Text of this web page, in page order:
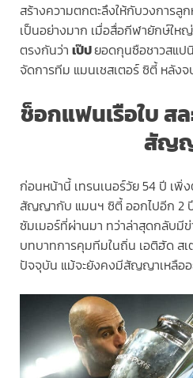
สร้างความตกตะลึงให้กับวงการลูก
เป็นอย่างมาก เมื่อสื่อกีฬายักษ์ให
ตรงกันว่า เป๊ปยอดกุนซือชาวสแป
จัดการทีม แมนเชสเตอร์ ซิตี้ หลัง
ช็อกแฟนเรือใบ ส
สัญ
ก่อนหน้านี้ เทรนเนอร์วัย 54 ปี เพิ่
สัญญากับ แมนฯ ซิตี้ ออกไปอีก 2
ซัมเมอร์ที่ผ่านมา ทว่าล่าสุดกลับมีข่
บทบาทการคุมทีมในถิ่น เอติฮัด ส
ปัจจุบัน แม้จะยังคงมีสัญญาเหลือ